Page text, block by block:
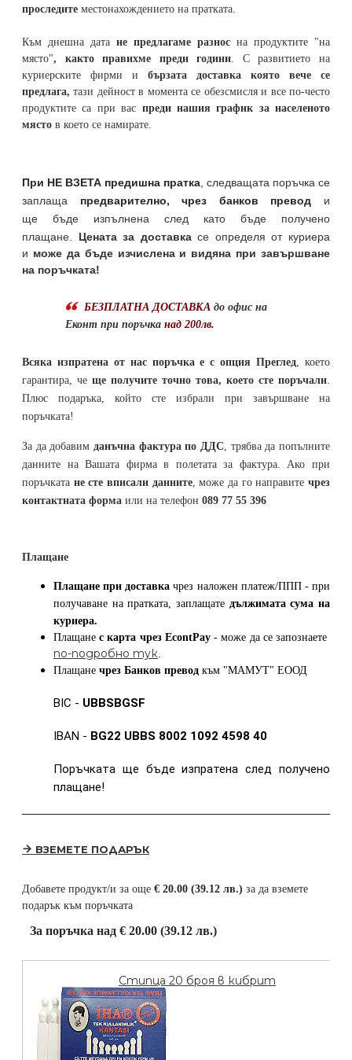
проследите местонахождението на пратката.
Към днешна дата не предлагаме разнос на продуктите "на
място", както правихме преди години. С развитието на
куриерските фирми и бързата доставка която вече се
предлага, тази дейност в момента се обезсмисля и все по-често
продуктите са при вас преди нашия график за населеното
място в което се намирате.
При НЕ ВЗЕТА предишна пратка, следващата поръчка се
заплаща предварително, чрез банков превод и
ще бъде изпълнена след като бъде получено
плащане. Цената за доставкасе определя от куриера
и може да бъде изчислена и видяна при завършване
на поръчката!
БЕЗПЛАТНА ДОСТАВКА до офис на
Еконт при поръчка над 200лв.
Всяка изпратена от нас поръчка е с опция Преглед, което
гарантира, че ще получите точно това, което сте поръчали.
Плюс подаръка, който сте избрали при завършване на
поръчката!
За да добавим данъчна фактура по ДДС, трябва да попълните
данните на Вашата фирма в полетата за фактура. Ако при
поръчката не сте вписали данните, може да го направитечрез
контактната форма или на телефон 089 77 55 396
Плащане
Плащане при доставка чрез наложен платеж/ППП - при
получаване на пратката, заплащате дължимата сума на
куриера.
Плащанес карта чрез EcontPay- може да се запознаете
по-подробно тук.
Плащане чрез Банков превод към "МАМУТ" ЕООД
BIC - UBBSBGSF
IBAN - BG22 UBBS 8002 1092 4598 40
Поръчката ще бъде изпратена след получено
плащане!
ВЗЕМЕТЕ ПОДАРЪК
Добавете продукт/и за още € 20.00 (39.12 лв.) за да вземете
подарък към поръчката
За поръчка над € 20.00 (39.12 лв.)
Стипца 20 броя в кибрит